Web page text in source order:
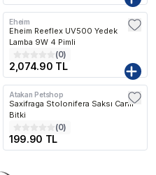
Kargo Bedava
Eheim
Eheim Reeflex UV500 Yedek
Lamba 9W 4 Pimli
(0)
2,074.90 TL
Atakan Petshop
Saxifraga Stolonifera Saksı Canlı
Bitki
(0)
199.90 TL